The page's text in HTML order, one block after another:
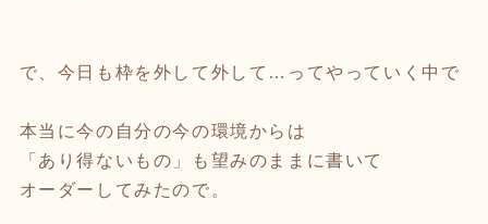
で、今日も枠を外して外して…ってやっていく中で
本当に今の自分の今の環境からは
「あり得ないもの」も望みのままに書いて
オーダーしてみたので。